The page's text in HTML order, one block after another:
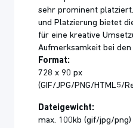
sehr prominent
und Platzierung bietet
für eine kreative
Aufmerksamkeit bei den
Format:
728 x 90 px
(GIF/JPG/PNG/HTML5/
Dateigewicht:
max. 100kb (gif/jpg/png)